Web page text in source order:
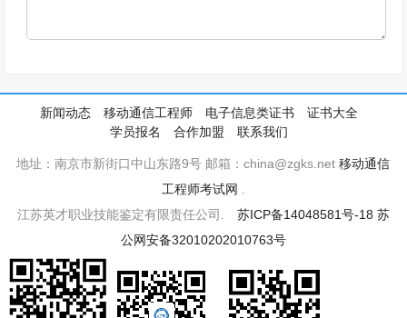
新闻动态 移动通信工程师 电子信息类证书
证书大全
学员报名
合作加盟 联系我们
地址：南京市新街口中山东路9号 邮箱：china@zgks.net移动通信
工程师考试网
江苏英才职业技能鉴定有限责任公司. 苏ICP备14048581号-18 苏
公网安备32010202010763号